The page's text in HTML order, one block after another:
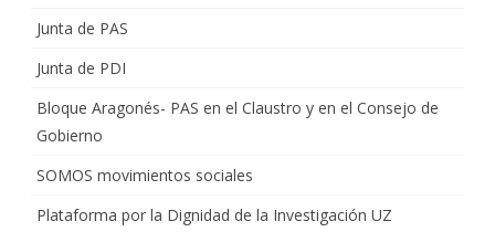
Junta de PAS
Junta de PDI
Bloque Aragonés- PAS en el Claustro y en el Consejo de
Gobierno
SOMOS movimientos sociales
Plataforma por la Dignidad de la Investigación UZ